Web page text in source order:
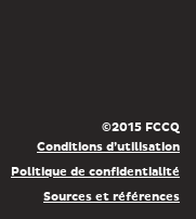
©2015 FCCQ
Conditions d’utilisation
Politique de confidentialité
Sources et références